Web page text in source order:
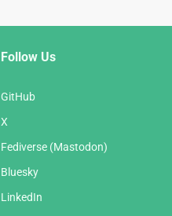
Follow Us
GitHub
X
Fediverse (Mastodon)
Bluesky
LinkedIn